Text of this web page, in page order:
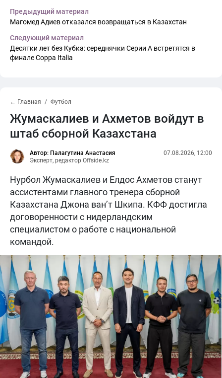
Предыдущий материал
Магомед Адиев отказался возвращаться в Казахстан
Следующий материал
Десятки лет без Кубка: середнячки Серии А встретятся в
финале Coppa Italia
← Главная Футбол
Жумаскалиев и Ахметов войдут в
штаб сборной Казахстана
Автор: Палагутина Анастасия
Эксперт, редактор Offside.kz
07.08.2026, 12:00
Нурбол Жумаскалиев и Елдос Ахметов станут
ассистентами главного тренера сборной
Казахстана Джона ван’т Шкипа. КФФ достигла
договоренности с нидерландским
специалистом о работе с национальной
командой.